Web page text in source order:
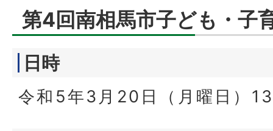
第4回南相馬市子ども・子
日時
令和5年3月20日（月曜日）